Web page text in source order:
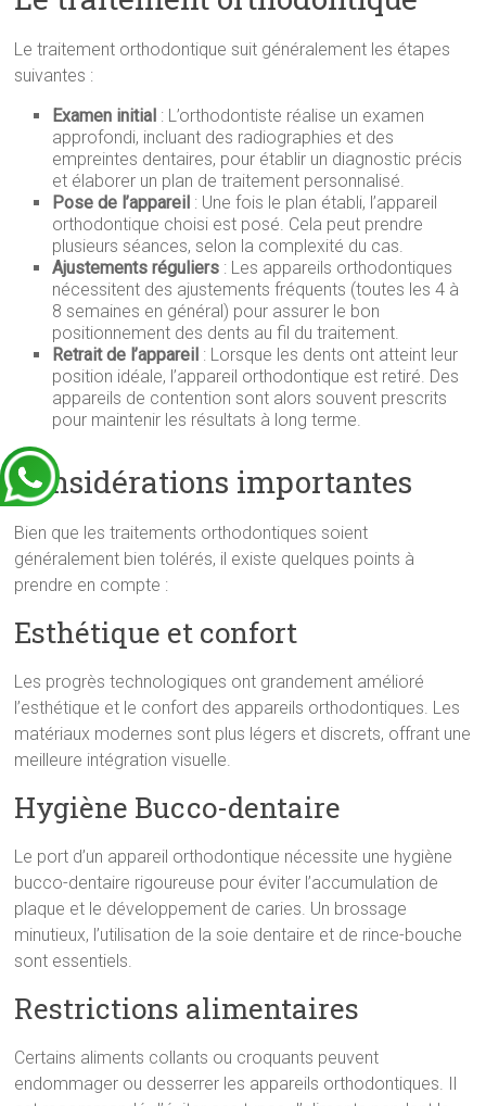
Le traitement orthodontique suit généralement les étapes
suivantes :
Examen initial : L’orthodontiste réalise un examen
approfondi, incluant des radiographies et des
empreintes dentaires, pour établir un diagnostic précis
et élaborer un plan de traitement personnalisé.
Pose de l’appareil : Une fois le plan établi, l’appareil
orthodontique choisi est posé. Cela peut prendre
plusieurs séances, selon la complexité du cas.
Ajustements réguliers : Les appareils orthodontiques
nécessitent des ajustements fréquents (toutes les 4 à
8 semaines en général) pour assurer le bon
positionnement des dents au fil du traitement.
Retrait de l’appareil : Lorsque les dents ont atteint leur
position idéale, l’appareil orthodontique est retiré. Des
appareils de contention sont alors souvent prescrits
pour maintenir les résultats à long terme.
Considérations importantes
Bien que les traitements orthodontiques soient
généralement bien tolérés, il existe quelques points à
prendre en compte :
Esthétique et confort
Les progrès technologiques ont grandement amélioré
l’esthétique et le confort des appareils orthodontiques. Les
matériaux modernes sont plus légers et discrets, offrant une
meilleure intégration visuelle.
Hygiène Bucco-dentaire
Le port d’un appareil orthodontique nécessite une hygiène
bucco-dentaire rigoureuse pour éviter l’accumulation de
plaque et le développement de caries. Un brossage
minutieux, l’utilisation de la soie dentaire et de rince-bouche
sont essentiels.
Restrictions alimentaires
Certains aliments collants ou croquants peuvent
endommager ou desserrer les appareils orthodontiques. Il